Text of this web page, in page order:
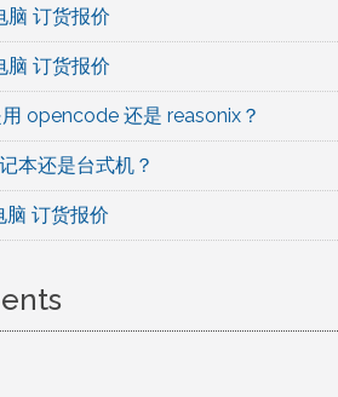
脑 订货报价
脑 订货报价
opencode 还是 reasonix？
本还是台式机？
订货报价